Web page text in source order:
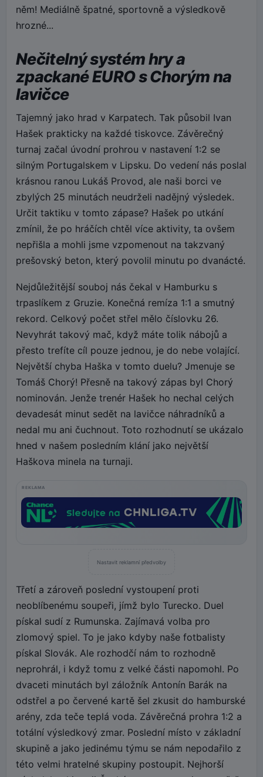
něm! Mediálně špatné, sportovně a výsledkově
hrozné...
Nečitelný systém hry a
zpackané EURO s Chorým na
lavičce
Tajemný jako hrad v Karpatech. Tak působil Ivan
Hašek prakticky na každé tiskovce. Závěrečný
turnaj začal úvodní prohrou v nastavení 1:2 se
silným Portugalskem v Lipsku. Do vedení nás poslal
krásnou ranou Lukáš Provod, ale naši borci ve
zbylých 25 minutách neudrželi nadějný výsledek.
Určit taktiku v tomto zápase? Hašek po utkání
zmínil, že po hráčích chtěl více aktivity, ta ovšem
nepřišla a mohli jsme vzpomenout na takzvaný
prešovský beton, který povolil minutu po dvanácté.
Nejdůležitější souboj nás čekal v Hamburku s
trpaslíkem z Gruzie. Konečná remíza 1:1 a smutný
rekord. Celkový počet střel mělo číslovku 26.
Nevyhrát takový mač, když máte tolik nábojů a
přesto trefíte cíl pouze jednou, je do nebe volající.
Největší chyba Haška v tomto duelu? Jmenuje se
Tomáš Chorý! Přesně na takový zápas byl Chorý
nominován. Jenže trenér Hašek ho nechal celých
devadesát minut sedět na lavičce náhradníků a
nedal mu ani čuchnout. Toto rozhodnutí se ukázalo
hned v našem posledním klání jako největší
Haškova minela na turnaji.
REKLAMA
Nastavit reklamní předvolby
Třetí a zároveň poslední vystoupení proti
neoblíbenému soupeři, jímž bylo Turecko. Duel
pískal sudí z Rumunska. Zajímavá volba pro
zlomový spiel. To je jako kdyby naše fotbalisty
pískal Slovák. Ale rozhodčí nám to rozhodně
neprohrál, i když tomu z velké části napomohl. Po
dvaceti minutách byl záložník Antonín Barák na
odstřel a po červené kartě šel zkusit do hamburské
arény, zda teče teplá voda. Závěrečná prohra 1:2 a
totální výsledkový zmar. Poslední místo v základní
skupině a jako jedinému týmu se nám nepodařilo z
této velmi hratelné skupiny postoupit. Nejhorší